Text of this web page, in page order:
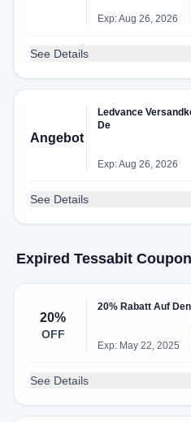
Exp: Aug 26, 2026
See Details
Angebot
Ledvance
De
Exp: Aug 26, 2026
See Details
Expired Tessabit
20%
OFF
20% Rabatt Auf
Exp: May 22, 2025
See Details